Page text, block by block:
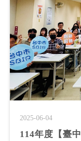
2025-06-04
114年度【臺